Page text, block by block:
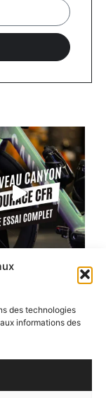
des technologies
informations des